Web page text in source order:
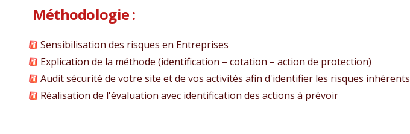
Méthodologie :
Sensibilisation des risques en Entreprises
Explication de la méthode (identification – cotation – action de protection)
Audit sécurité de votre site et de vos activités afin d'identifier les risques inhérents
Réalisation de l'évaluation avec identification des actions à prévoir